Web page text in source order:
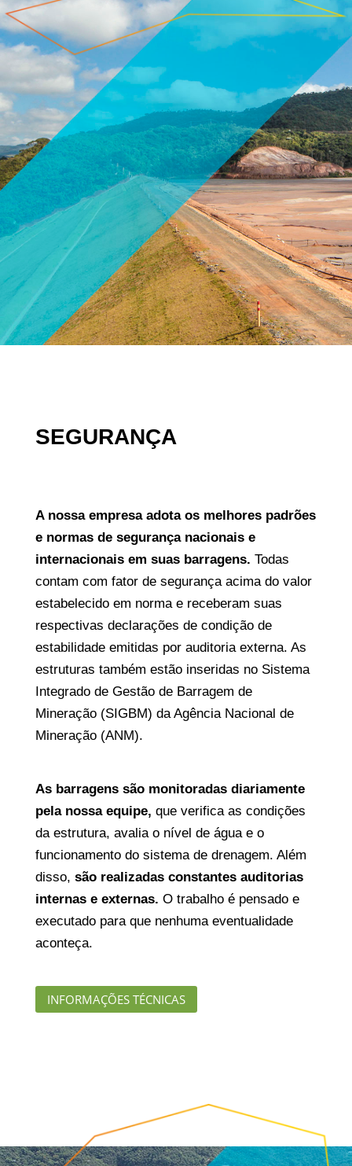
SEGURANÇA
A nossa empresa adota os melhores padrões
e normas de segurança nacionais e
internacionais em suas barragens. Todas
contam com fator de segurança acima do valor
estabelecido em norma e receberam suas
respectivas declarações de condição de
estabilidade emitidas por auditoria externa. As
estruturas também estão inseridas no Sistema
Integrado de Gestão de Barragem de
Mineração (SIGBM) da Agência Nacional de
Mineração (ANM).
As barragens são monitoradas diariamente
pela nossa equipe, que verifica as condições
da estrutura, avalia o nível de água e o
funcionamento do sistema de drenagem. Além
disso, são realizadas constantes auditorias
internas e externas. O trabalho é pensado e
executado para que nenhuma eventualidade
aconteça.
INFORMAÇÕES TÉCNICAS